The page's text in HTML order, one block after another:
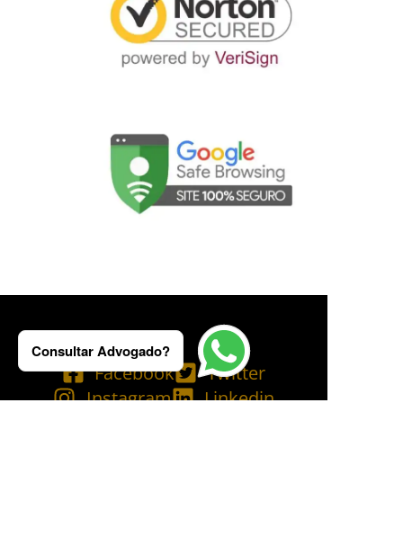
Facebook
Twitter
Instagram
Linkedin
Consultar Advogado?